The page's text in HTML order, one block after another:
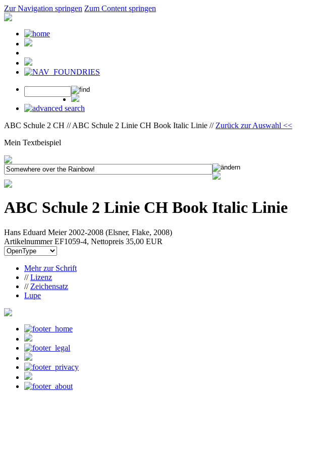
Zur Navigation springen Zum Content springen
ABC Schule 2 CH // ABC Schule 2 Linie CH Book Italic Linie // Zurück zur Auswahl <<
Mein Textbeispiel
ABC Schule 2 Linie CH Book Italic Linie
Hans Eduard Meier 2002-2008 (Elsner, Flake, 2008)
Artikelnummer EF1059-4, Nettopreis 35,00 EUR
Mehr zur Schrift
//Lizenz
// Zeichensatz
Lupe